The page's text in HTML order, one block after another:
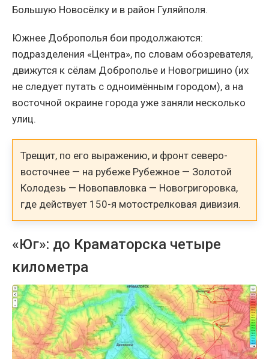
Большую Новосёлку и в район Гуляйполя.
Южнее Доброполья бои продолжаются:
подразделения «Центра», по словам обозревателя,
движутся к сёлам Доброполье и Новогришино (их
не следует путать с одноимённым городом), а на
восточной окраине города уже заняли несколько
улиц.
Трещит, по его выражению, и фронт северо-
восточнее — на рубеже Рубежное — Золотой
Колодезь — Новопавловка — Новогригоровка,
где действует 150-я мотострелковая дивизия.
«Юг»: до Краматорска четыре
километра